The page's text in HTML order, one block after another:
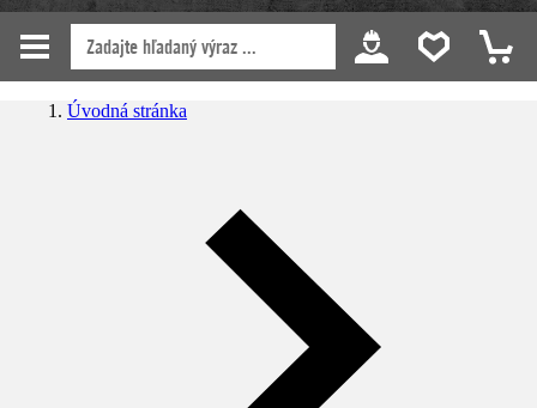
Úvodná stránka